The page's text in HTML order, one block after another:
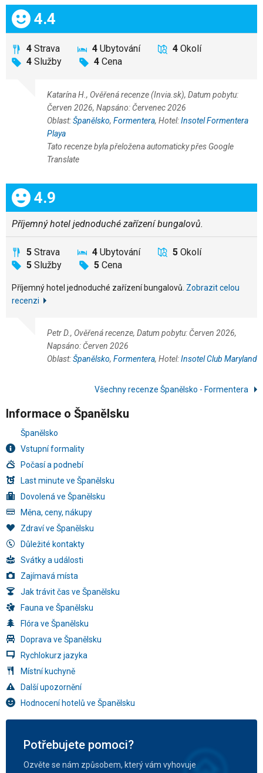
Celkem:
4.4
4 Strava 4 Ubytování 4 Okolí
4 Služby 4 Cena
Katarína H., Ověřená recenze (Invia.sk), Datum pobytu:
Červen 2026, Napsáno: Červenec 2026
Oblast:Španělsko, Formentera, Hotel:Insotel Formentera
Playa
Tato recenze byla přeložena automaticky přes Google
Translate
Celkem:
4.9
Příjemný hotel jednoduché zařízení bungalovů.
5 Strava 4 Ubytování 5 Okolí
5 Služby 5 Cena
Příjemný hotel jednoduché zařízení bungalovů. Zobrazit celou
recenzi
Petr D., Ověřená recenze, Datum pobytu: Červen 2026,
Napsáno: Červen 2026
Oblast:Španělsko, Formentera, Hotel:Insotel Club Maryland
Všechny recenze Španělsko - Formentera
Informace o Španělsku
Španělsko
Vstupní formality
Počasí a podnebí
Last minute ve Španělsku
Dovolená ve Španělsku
Měna, ceny, nákupy
Zdraví ve Španělsku
Důležité kontakty
Svátky a události
Zajímavá místa
Jak trávit čas ve Španělsku
Fauna ve Španělsku
Flóra ve Španělsku
Doprava ve Španělsku
Rychlokurz jazyka
Místní kuchyně
Další upozornění
Hodnocení hotelů ve Španělsku
Potřebujete pomoci?
Ozvěte se nám způsobem, který vám vyhovuje